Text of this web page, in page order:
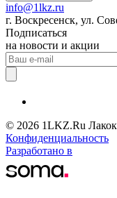
info@1lkz.ru
г. Воскресенск, ул.
Подписаться
на новости и акции
© 2026 1LKZ.Ru
Конфиденциальность
Разработано в